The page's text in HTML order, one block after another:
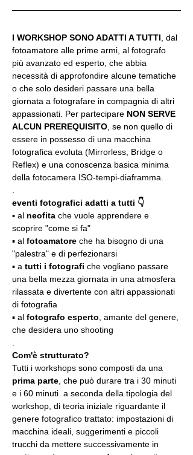
I WORKSHOP SONO ADATTI A TUTTI , dal
fotoamatore alle prime armi, al fotografo
più avanzato ed esperto, che abbia
necessità di approfondire alcune tematiche
o che solo desideri passare una bella
giornata a fotografare in compagnia di altri
appassionati. Per partecipare NON SERVE
ALCUN PREREQUISITO , se non quello di
essere in possesso di una macchina
fotografica evoluta (Mirrorless, Bridge o
Reflex) e una conoscenza basica minima
della fotocamera ISO-tempi-diaframma.
eventi fotografici adatti a tutti 👇
▪️ al neofita che vuole apprendere e
scoprire "come si fa"
▪️ al fotoamatore che ha bisogno di una
"palestra" e di perfezionarsi
▪️ a tutti i fotografi che vogliano passare
una bella mezza giornata in una atmosfera
rilassata e divertente con altri appassionati
di fotografia
▪️ al fotografo esperto , amante del genere,
che desidera uno shooting
Com'è strutturato?
Tutti i workshops sono composti da una
prima parte , che può durare tra i 30 minuti
e i 60 minuti  a seconda della tipologia del
workshop, di teoria iniziale riguardante il
genere fotografico trattato: impostazioni di
macchina ideali, suggerimenti e piccoli
trucchi da mettere successivamente in